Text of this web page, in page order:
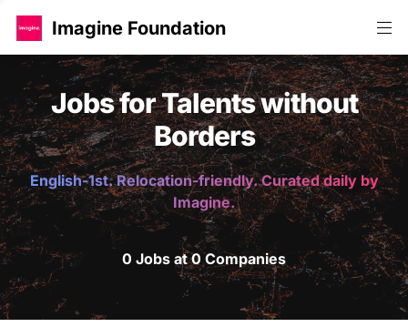
Imagine Foundation
Jobs for Talents without
Borders
English-1st. Relocation-friendly. Curated daily by
Imagine.
0 Jobs at 0 Companies